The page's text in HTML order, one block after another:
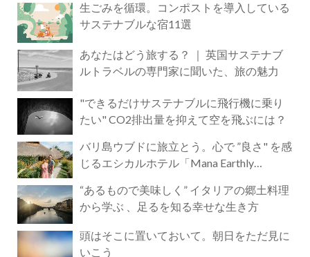
生ごみを循環。コンポストを導入している
サステナブルな宿11選
あなたはどう旅する？ ｜ 英国サステナブ
ルトラベルの専門家に聞いた、旅の魅力
"できるだけサステナブルに飛行機に乗り
たい" CO2排出量を抑えて空を飛ぶには？
バリ島ウブドに旅立とう。心で ”良さ" を感
じるエシカルホテル「Mana Earthly
“あるもので美味しく” イタリアの郷土料理
から学ぶ 、足るを知る幸せな生き方
頭はそこに置いておいて。朝日をただ見に
いこう